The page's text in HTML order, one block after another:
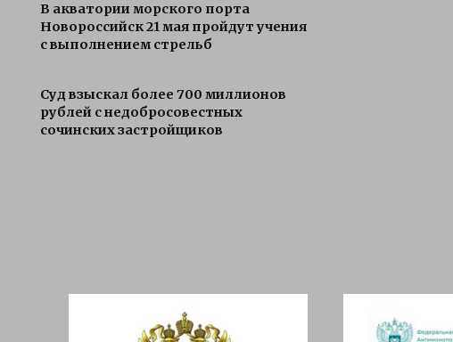
В акватории морского порта
Новороссийск 21 мая пройдут учения
с выполнением стрельб
Суд взыскал более 700 миллионов
рублей с недобросовестных
сочинских застройщиков